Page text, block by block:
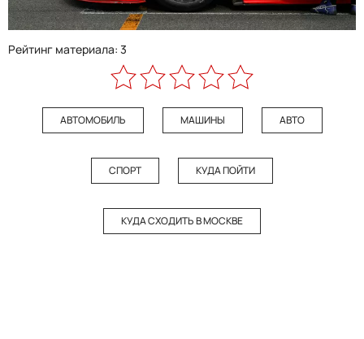
Рейтинг материала: 3
АВТОМОБИЛЬ МАШИНЫ АВТО
СПОРТ КУДА ПОЙТИ
КУДА СХОДИТЬ В МОСКВЕ